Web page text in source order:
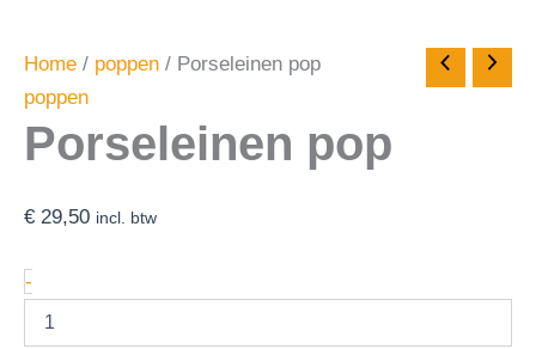
Home / poppen / Porseleinen pop
poppen
Porseleinen pop
€ 29,50 incl. btw
-